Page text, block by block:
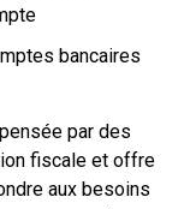
bancaires
par des
fiscale et offre
aux besoins